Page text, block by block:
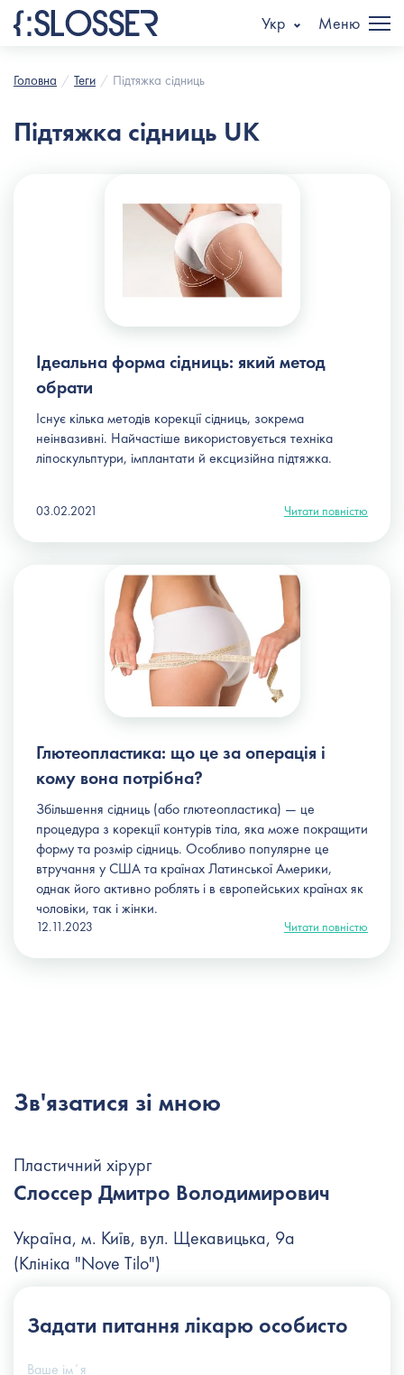
Укр Меню
Головна Теги Підтяжка сідниць
Підтяжка сідниць UK
Ідеальна форма сідниць: який метод
обрати
Існує кількаметодів корекції сідниць, зокрема
неінвазивні. Найчастіше використовується техніка
ліпоскульптури, імплантати й ексцизійна підтяжка.
03.02.2021 Читати повністю
Глютеопластика: що це за операція і
кому вона потрібна?
Збільшення сідниць (або глютеопластика) — це
процедура з корекції контурів тіла, яка може покращити
форму та розмір сідниць. Особливо популярне це
втручання у США та країнах Латинської Америки,
однак його активно роблять і в європейських країнах як
чоловіки, так і жінки.
12.11.2023 Читати повністю
Зв'язатися зі мною
Пластичний хірург
Слоссер Дмитро Володимирович
Україна, м. Київ, вул. Щекавицька, 9а
(Клініка "Nove Tilo")
+38 (066) 122-6-111
info@slosser.com.ua
Задати питання лікарю особисто
Ваше імʼя